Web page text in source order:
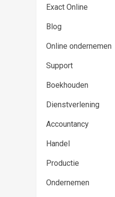
Exact Online
Blog
Online ondernemen
Support
Boekhouden
Dienstverlening
Accountancy
Handel
Productie
Ondernemen